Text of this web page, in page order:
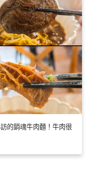
的銷魂牛肉麵！牛肉很